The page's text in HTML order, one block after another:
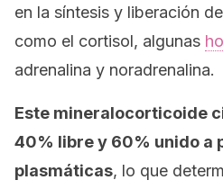
en la síntesis y liberación
como el cortisol, algunas
adrenalina y noradrenalina.
Este mineralocorticoide
40% libre y 60% unido a
plasmáticas, lo que